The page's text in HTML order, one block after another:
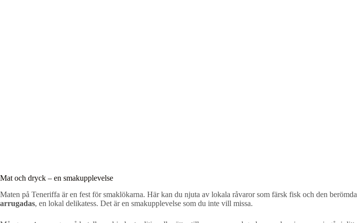
Mat och dryck – en smakupplevelse
Maten på Teneriffa är en fest för smaklökarna. Här kan du njuta av lokala råvaror som färsk fisk och den berömda
arrugadas, en lokal delikatess. Det är en smakupplevelse som du inte vill missa.